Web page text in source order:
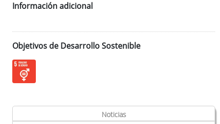
Información adicional
Objetivos de Desarrollo Sostenible
Noticias